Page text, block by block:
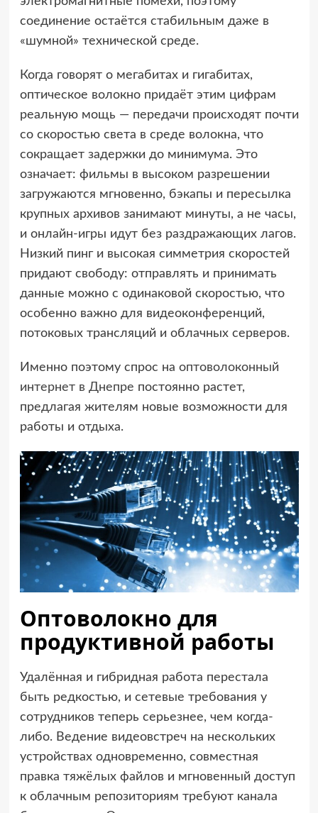
соединение остаётся стабильным даже в
«шумной» технической среде.
Когда говорят о мегабитах и гигабитах,
оптическое волокно придаёт этим цифрам
реальную мощь — передачи происходят почти
со скоростью света в среде волокна, что
сокращает задержки до минимума. Это
означает: фильмы в высоком разрешении
загружаются мгновенно, бэкапы и пересылка
крупных архивов занимают минуты, а не часы,
и онлайн-игры идут без раздражающих лагов.
Низкий пинг и высокая симметрия скоростей
придают свободу: отправлять и принимать
данные можно с одинаковой скоростью, что
особенно важно для видеоконференций,
потоковых трансляций и облачных серверов.
Именно поэтому спрос на оптоволоконный
интернет в Днепре постоянно растет,
предлагая жителям новые возможности для
работы и отдыха.
Оптоволокно для
продуктивной работы
Удалённая и гибридная работа перестала
быть редкостью, и сетевые требования у
сотрудников теперь серьезнее, чем когда-
либо. Ведение видеовстреч на нескольких
устройствах одновременно, совместная
правка тяжёлых файлов и мгновенный доступ
к облачным репозиториям требуют канала